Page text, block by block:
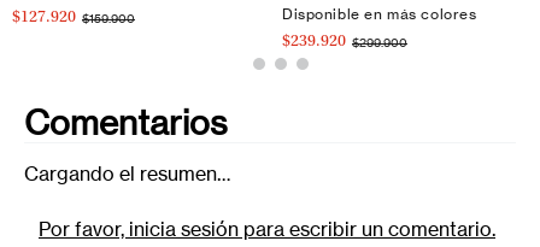
$127.920 $159.900 Disponible en más colores
$239.920 $299.900
Comentarios
Cargando el resumen…
Por favor, inicia sesión para escribir un comentario.